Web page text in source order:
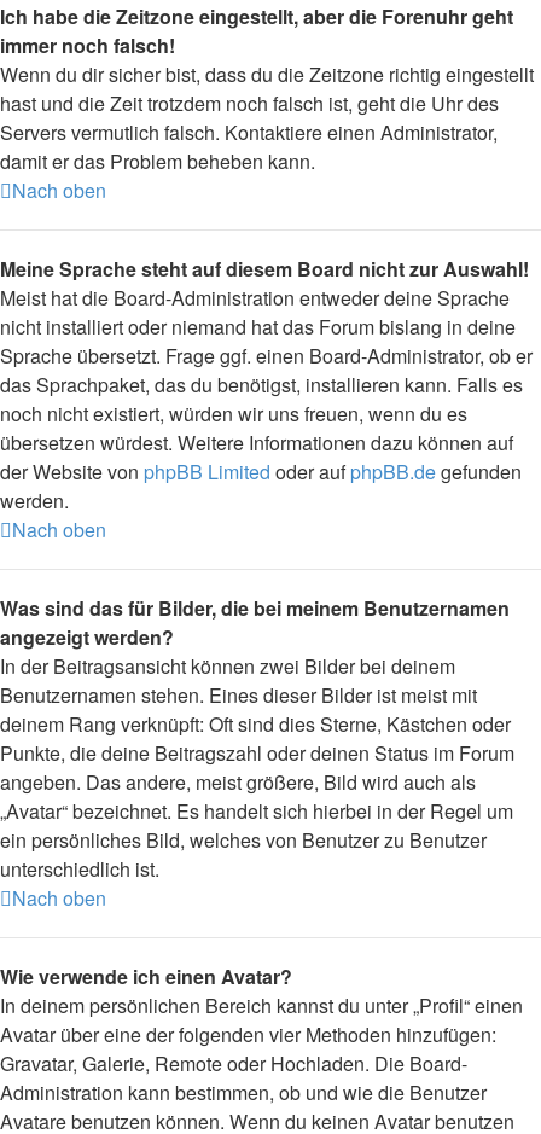
Ich habe die Zeitzone eingestellt, aber die Forenuhr geht
immer noch falsch!
Wenn du dir sicher bist, dass du die Zeitzone richtig eingestellt
hast und die Zeit trotzdem noch falsch ist, geht die Uhr des
Servers vermutlich falsch. Kontaktiere einen Administrator,
damit er das Problem beheben kann.
Nach oben
Meine Sprache steht auf diesem Board nicht zur Auswahl!
Meist hat die Board-Administration entweder deine Sprache
nicht installiert oder niemand hat das Forum bislang in deine
Sprache übersetzt. Frage ggf. einen Board-Administrator, ob er
das Sprachpaket, das du benötigst, installieren kann. Falls es
noch nicht existiert, würden wir uns freuen, wenn du es
übersetzen würdest. Weitere Informationen dazu können auf
der Website von phpBB Limited oder aufphpBB.degefunden
werden.
Nach oben
Was sind das für Bilder, die bei meinem Benutzernamen
angezeigt werden?
In der Beitragsansicht können zwei Bilder bei deinem
Benutzernamen stehen. Eines dieser Bilder ist meist mit
deinem Rang verknüpft: Oft sind dies Sterne, Kästchen oder
Punkte, die deine Beitragszahl oder deinen Status im Forum
angeben. Das andere, meist größere, Bild wird auch als
„Avatar“ bezeichnet. Es handelt sich hierbei in der Regel um
ein persönliches Bild, welches von Benutzer zu Benutzer
unterschiedlich ist.
Nach oben
Wie verwende ich einen Avatar?
In deinem persönlichen Bereich kannst du unter „Profil“ einen
Avatar über eine der folgenden vier Methoden hinzufügen:
Gravatar, Galerie, Remote oder Hochladen. Die Board-
Administration kann bestimmen, ob und wie die Benutzer
Avatare benutzen können. Wenn du keinen Avatar benutzen